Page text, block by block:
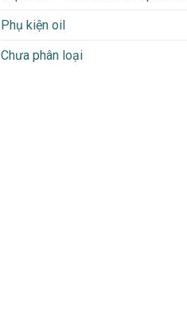
Phụ kiện oil
Chưa phân loại